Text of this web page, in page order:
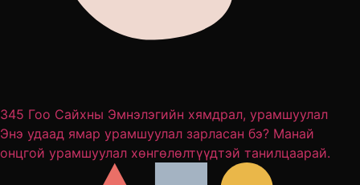
345 Гоо Сайхны Эмнэлэгийн хямдрал, урамшуулал
Энэ удаад ямар урамшуулал зарласан бэ? Манай
онцгой урамшуулал хөнгөлөлтүүдтэй танилцаарай.